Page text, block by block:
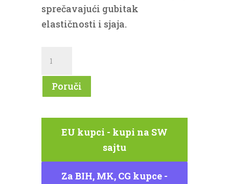
sprečavajući gubitak
elastičnosti i sjaja.
lice
Siberian
Wellness
Platinum)
količina
Poruči
EU kupci - kupi na SW
sajtu
Za BIH, MK, CG kupce -